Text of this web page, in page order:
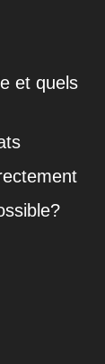
et quels